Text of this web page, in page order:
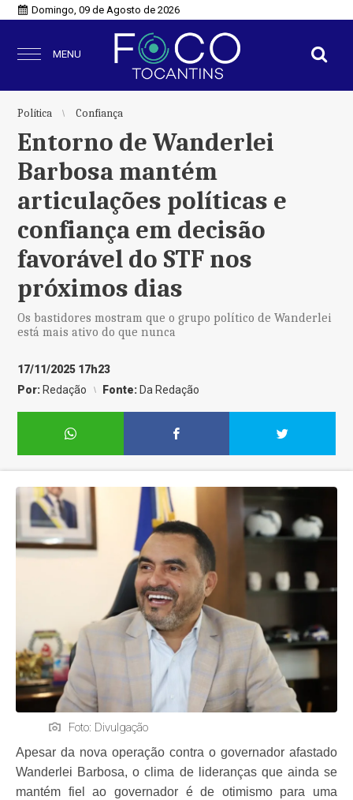
Domingo, 09 de Agosto de 2026
MENU
Política Confiança
Entorno de Wanderlei
Barbosa mantém
articulações políticas e
confiança em decisão
favorável do STF nos
próximos dias
Os bastidores mostram que o grupo político de Wanderlei
está mais ativo do que nunca
17/11/2025 17h23
Por: Redação Fonte: Da Redação
Foto: Divulgação
Apesar da nova operação contra o governador afastado
Wanderlei Barbosa, o clima de lideranças que ainda se
mantém fiel ao governador é de otimismo para uma